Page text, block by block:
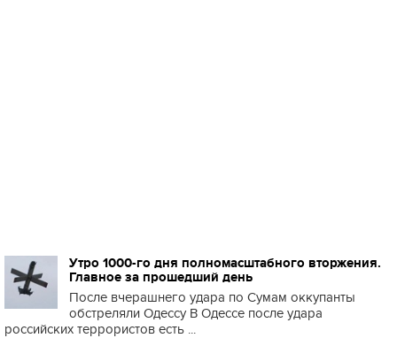
Утро 1000-го дня полномасштабного вторжения.
Главное за прошедший день
После вчерашнего удара по Сумам оккупанты
обстреляли Одессу В Одессе после удара
российских террористов есть ...